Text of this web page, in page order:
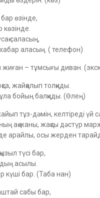
өзінде,
саласың,
аласың. ( телефон)
– тұмсығы диван.
жайқалып толқиды.
бойың балқиды. (Өлең)
тұз-дәмiн, келтiредi үй
ақ жаны, жақсы дәстүр
арайлы, осы жерден
түсi бар,
асылы.
күшi бар. (Таба нан)
сабы бар,